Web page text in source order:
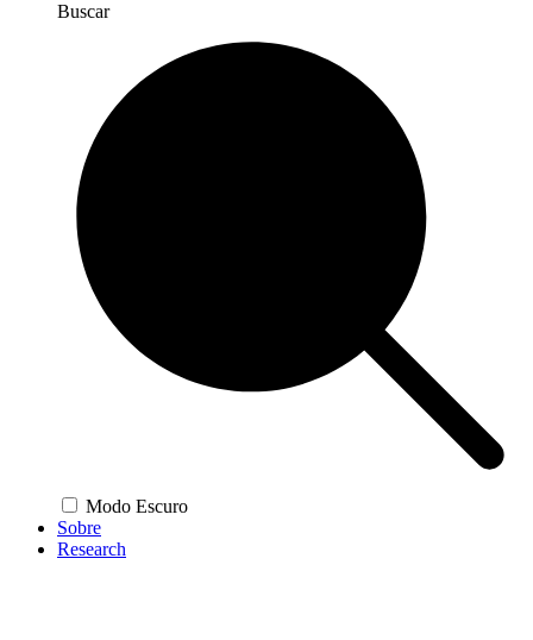
Buscar
Modo Escuro
Sobre
Research